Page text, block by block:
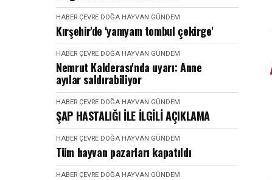
HABER ÇEVRE DOĞA HAYVAN GÜNDEM
Kırşehir'de 'yamyam tombul çekirge'
HABER ÇEVRE DOĞA HAYVAN GÜNDEM
Nemrut Kalderası'nda uyarı: Anne
ayılar saldırabiliyor
HABER ÇEVRE DOĞA HAYVAN GÜNDEM
ŞAP HASTALIĞI İLE İLGİLİ AÇIKLAMA
HABER ÇEVRE DOĞA HAYVAN GÜNDEM
Tüm hayvan pazarları kapatıldı
HABER ÇEVRE DOĞA HAYVAN GÜNDEM